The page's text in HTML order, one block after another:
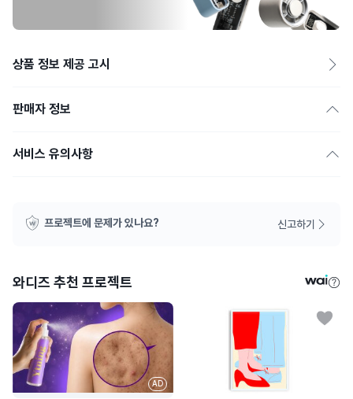
상품 정보 제공 고시
판매자 정보
서비스 유의사항
프로젝트에 문제가 있나요? 신고하기
와디즈 추천 프로젝트
AD